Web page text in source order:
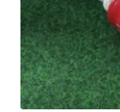
Ornamenten
Auto